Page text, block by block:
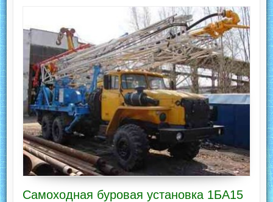
Самоходная буровая установка 1БА15